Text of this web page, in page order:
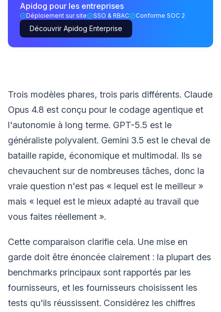
Apidog pour les entreprises
Déploiement sur site SSO & RBAC Conforme SOC 2
Découvrir Apidog Enterprise
Trois modèles phares, trois paris différents. Claude
Opus 4.8 est conçu pour le codage agentique et
l'autonomie à long terme. GPT-5.5 est le
généraliste polyvalent. Gemini 3.5 est le cheval de
bataille rapide, économique et multimodal. Ils se
chevauchent sur de nombreuses tâches, donc la
vraie question n'est pas « lequel est le meilleur »
mais « lequel est le mieux adapté au travail que
vous faites réellement ».
Cette comparaison clarifie cela. Une mise en
garde doit être énoncée clairement : la plupart des
benchmarks principaux sont rapportés par les
fournisseurs, et les fournisseurs choisissent les
tests qu'ils réussissent. Considérez les chiffres